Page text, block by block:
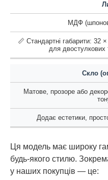
МДФ
📏 Стандартні габарити: 32
для двостулкових
Скло
Матове, прозоре або
Додає естетики,
Ця модель має широку
будь-якого стилю.
у наших покупців — це: